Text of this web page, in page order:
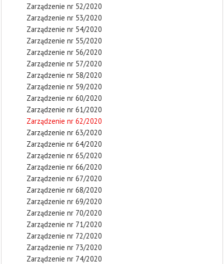
Zarządzenie nr 52/2020
Zarządzenie nr 53/2020
Zarządzenie nr 54/2020
Zarządzenie nr 55/2020
Zarządzenie nr 56/2020
Zarządzenie nr 57/2020
Zarządzenie nr 58/2020
Zarządzenie nr 59/2020
Zarządzenie nr 60/2020
Zarządzenie nr 61/2020
Zarządzenie nr 62/2020
Zarządzenie nr 63/2020
Zarządzenie nr 64/2020
Zarządzenie nr 65/2020
Zarządzenie nr 66/2020
Zarządzenie nr 67/2020
Zarządzenie nr 68/2020
Zarządzenie nr 69/2020
Zarządzenie nr 70/2020
Zarządzenie nr 71/2020
Zarządzenie nr 72/2020
Zarządzenie nr 73/2020
Zarządzenie nr 74/2020